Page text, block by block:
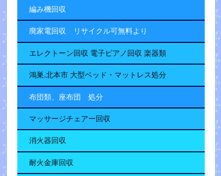
編み機回収
廃家電回収 リサイクル可無料より
エレクトーン回収 電子ピアノ回収 楽器類
鴻巣.北本市 大型ベッド・マットレス処分
布団類、座布団 処分
マッサージチェアー回収
消火器回収
耐火金庫回収